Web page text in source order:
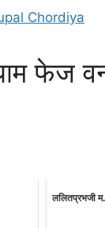
Chordiya
फेज
ललितप्रभजी म.